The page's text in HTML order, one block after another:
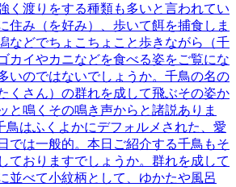
く渡りをする種類も多いと言われてい
住み（を好み）、歩いて餌を捕食しま
などでちょこちょこと歩きながら（千
カイやカニなどを食べる姿をご覧にな
いのではないでしょうか。千鳥の名の
くさん）の群れを成して飛ぶその姿か
と鳴くその鳴き声からと諸説ありま
はふくよかにデフォルメされた、愛
では一般的。本日ご紹介する千鳥もそ
ておりますでしょうか。群れを成して
並べて小紋柄として、ゆかたや風呂